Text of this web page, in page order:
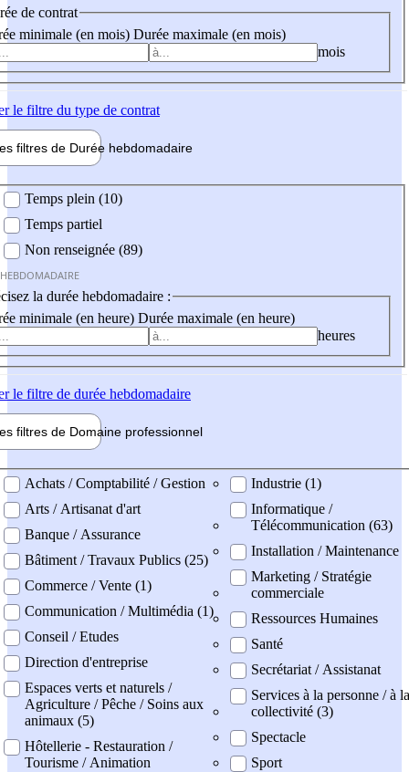
de contrat
minimale (en mois) Durée maximale (en mois)
mois
le filtre du type de contrat
filtres de Durée hebdomadaire
Temps plein (10)
Temps partiel
Non renseignée (89)
la durée hebdomadaire :
minimale (en heure) Durée maximale (en heure)
heures
le filtre de durée hebdomadaire
filtres de Domaine professionnel
professionel
Achats / Comptabilité / Gestion
Arts / Artisanat d'art
Banque / Assurance
Bâtiment / Travaux Publics (25)
Commerce / Vente (1)
Communication / Multimédia (1)
Conseil / Etudes
Direction d'entreprise
Espaces verts et naturels /
Agriculture / Pêche / Soins aux
animaux (5)
Hôtellerie - Restauration /
Tourisme / Animation
Industrie (1)
Informatique /
Télécommunication (63)
Installation / Maintenance
Marketing / Stratégie
commerciale
Ressources Humaines
Santé
Secrétariat / Assistanat
Services à la personne / à la
collectivité (3)
Spectacle
Sport